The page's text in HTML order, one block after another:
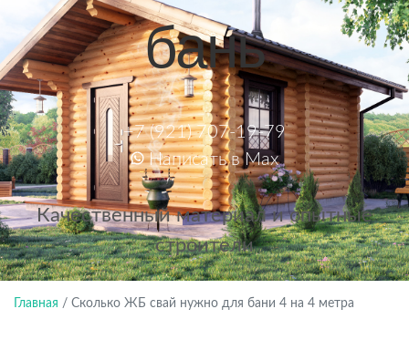
бань
+7 (921) 707-19-79
Написать в Max
Качественный материал и опытные
строители
Главная / Сколько ЖБ свай нужно для бани 4 на 4 метра